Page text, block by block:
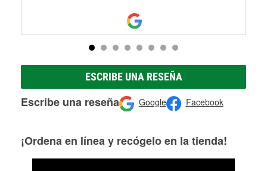
ESCRIBE UNA RESEÑA
Escribe una reseña Google Facebook
¡Ordena en línea y recógelo en la tienda!